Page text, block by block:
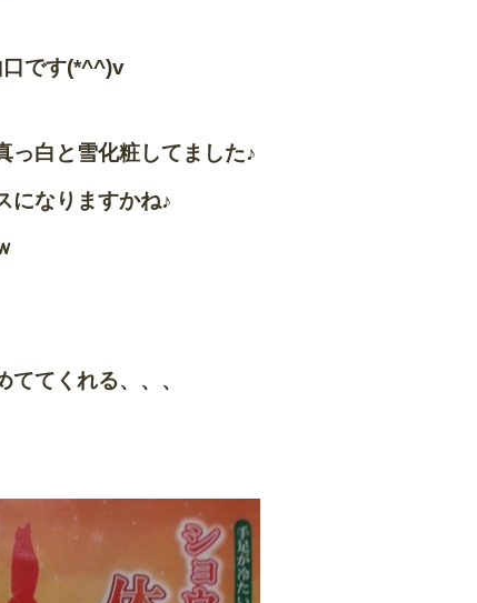
口です(*^^)v
っ白と雪化粧してました♪
になりますかね♪
てくれる、、、